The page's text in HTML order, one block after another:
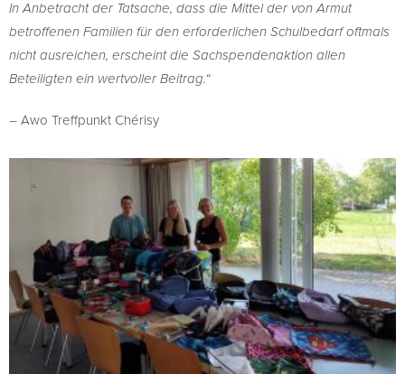
In Anbetracht der Tatsache, dass die Mittel der von Armut
betroffenen Familien für den erforderlichen Schulbedarf oftmals
nicht ausreichen, erscheint die Sachspendenaktion allen
Beteiligten ein wertvoller Beitrag.“
– Awo Treffpunkt Chérisy